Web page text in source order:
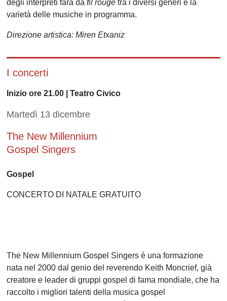
degli interpreti farà da fil rouge tra i diversi generi e la
varietà delle musiche in programma.
Direzione artistica: Miren Etxaniz
I concerti
Inizio ore 21.00 | Teatro Civico
Martedì 13 dicembre
The New Millennium
Gospel Singers
Gospel
CONCERTO DI NATALE GRATUITO
The New Millennium Gospel Singers è una formazione
nata nel 2000 dal genio del reverendo Keith Moncrief, già
creatore e leader di gruppi gospel di fama mondiale, che ha
raccolto i migliori talenti della musica gospel